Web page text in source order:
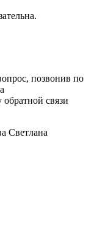
позвонив по
связи
Светлана